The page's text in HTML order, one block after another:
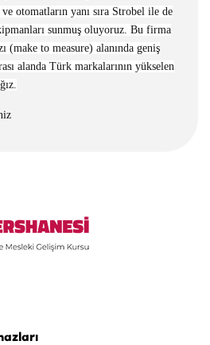
otomatların yanı sıra Strobel ile de
sunmuş oluyoruz. Bu firma
(make to measure) alanında geniş
alanda Türk markalarının yükselen